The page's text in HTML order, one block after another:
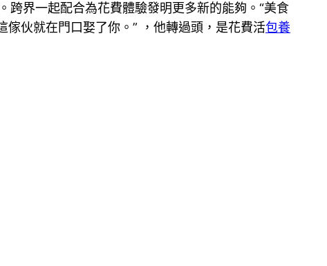
界一起配合為花費體驗發明更多新的能夠。“美食
傢伙就在門口娶了你。” ，他轉過頭，是花費活包養